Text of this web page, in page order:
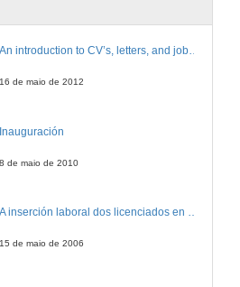
An introduction to CV’s, letters, and job searching
16 de maio de 2012
Inauguración
8 de maio de 2010
A inserción laboral dos licenciados en Ciencias do Mar: a carreira investigadora
15 de maio de 2006